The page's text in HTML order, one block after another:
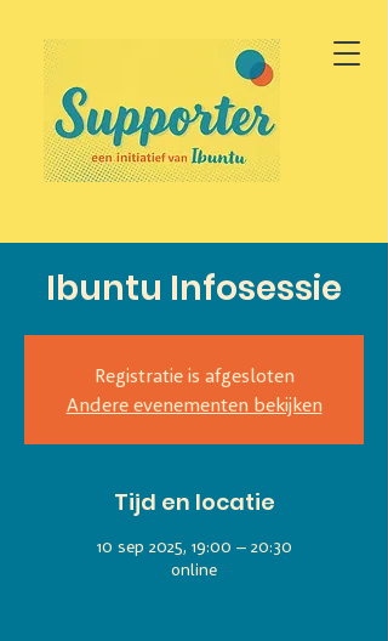
Ibuntu Infosessie
Registratie is afgesloten
Andere evenementen bekijken
Tijd en locatie
10 sep 2025, 19:00 – 20:30
online